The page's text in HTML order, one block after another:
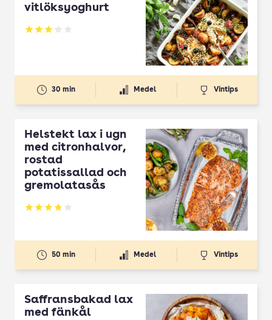
vitlöksyoghurt
Betyg: 3.16 av 5
30 min Medel Vintips
Helstekt lax i ugn
med citronhalvor,
rostad
potatissallad och
gremolatasås
Betyg: 3.83 av 5
50 min Medel Vintips
Saffransbakad lax
med fänkål